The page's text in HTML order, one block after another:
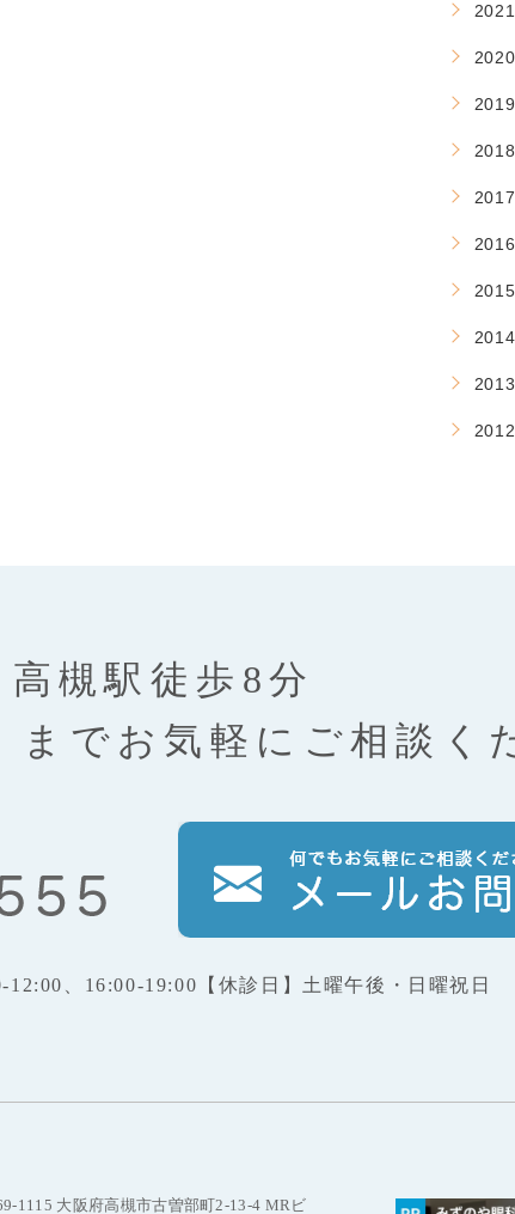
高槻駅徒歩8分
まで お気軽にご相談く
12:00、16:00-19:00 【休診日】土曜午後・日曜祝日
1115 大阪府高槻市古曽部町2-13-4 MRビ